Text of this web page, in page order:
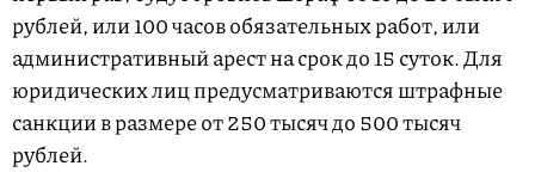
рублей, или 100 часов обязательных работ, или
административный арест на срок до 15 суток. Для
юридических лиц предусматриваются штрафные
санкции в размере от 250 тысяч до 500 тысяч
рублей.